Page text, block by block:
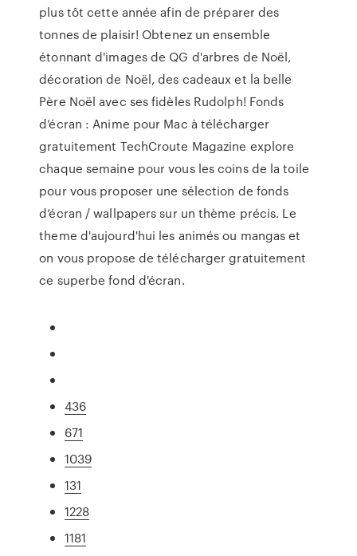
plus tôt cette année afin de préparer des
tonnes de plaisir! Obtenez un ensemble
étonnant d'images de QG d'arbres de Noël,
décoration de Noël, des cadeaux et la belle
Père Noël avec ses fidèles Rudolph! Fonds
d’écran : Anime pour Mac à télécharger
gratuitement TechCroute Magazine explore
chaque semaine pour vous les coins de la toile
pour vous proposer une sélection de fonds
d’écran / wallpapers sur un thème précis. Le
theme d'aujourd'hui les animés ou mangas et
on vous propose de télécharger gratuitement
ce superbe fond d'écran.
436
671
1039
131
1228
1181